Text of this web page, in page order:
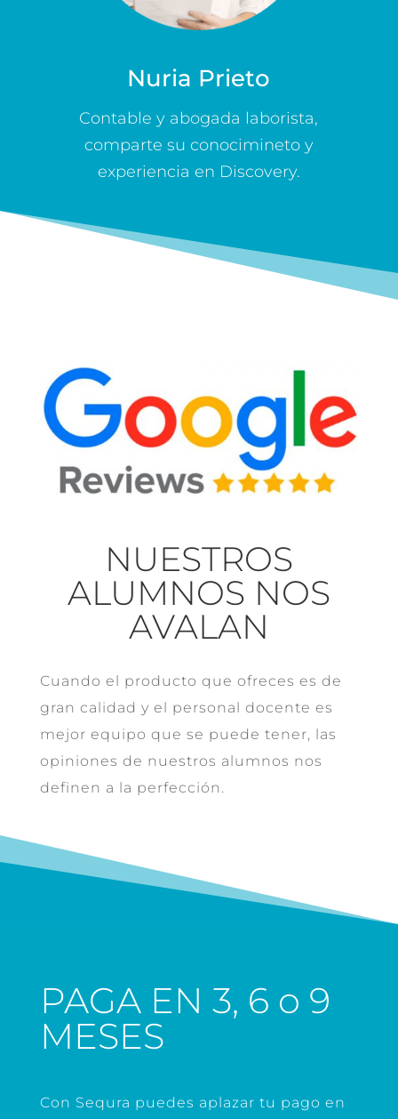
Nuria Prieto
Contable y abogada laborista,
comparte su conocimineto y
experiencia en Discovery.
NUESTROS
ALUMNOS NOS
AVALAN
Cuando el producto que ofreces es de
gran calidad y el personal docente es
mejor equipo que se puede tener, las
opiniones de nuestros alumnos nos
definen a la perfección.
PAGA EN 3, 6 o 9
MESES
Con Sequra puedes aplazar tu pago en